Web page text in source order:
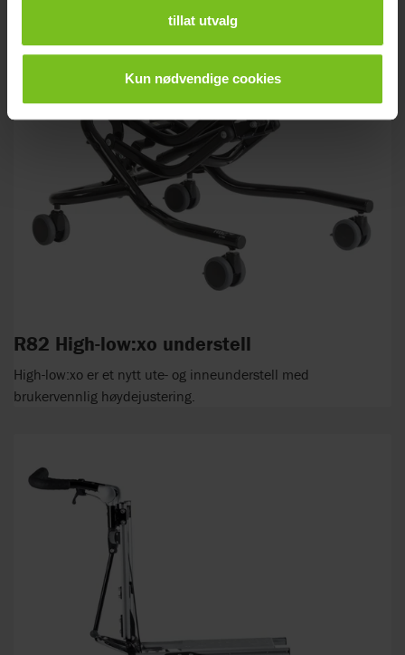
tillat utvalg
Kun nødvendige cookies
R82 High-low:xo understell
High-low:xo er et nytt ute- og inneunderstell med
brukervennlig høydejustering.